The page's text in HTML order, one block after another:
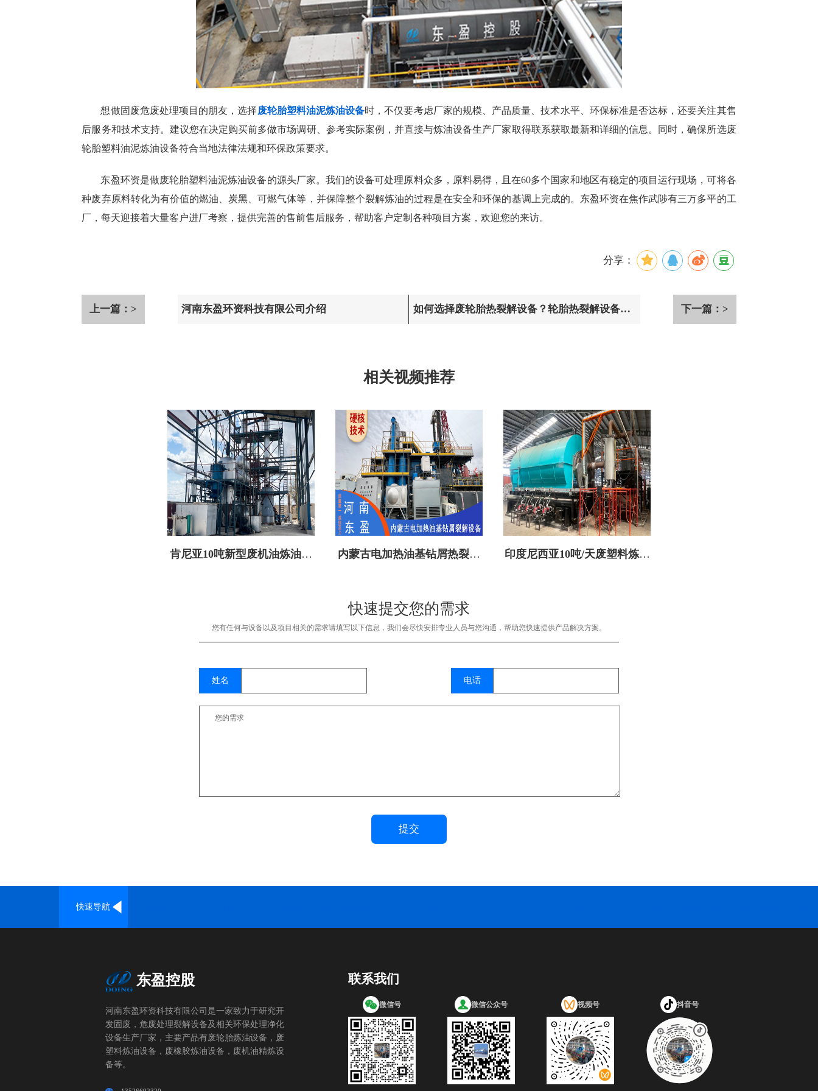
想做固废危废处理项目的朋友，选择 废轮胎塑料油泥炼油设备时，不仅要考虑厂家的规模、产品质量、技术水平、环保标准是否达标，还要关注其售
后服务和技术支持。建议您在决定购买前多做市场调研、参考实际案例，并直接与炼油设备生产厂家取得联系获取最新和详细的信息。同时，确保所选废
轮胎塑料油泥炼油设备符合当地法律法规和环保政策要求。
东盈环资是做废轮胎塑料油泥炼油设备的源头厂家。我们的设备可处理原料众多，原料易得，且在60多个国家和地区有稳定的项目运行现场，可将各
种废弃原料转化为有价值的燃油、炭黑、可燃气体等，并保障整个裂解炼油的过程是在安全和环保的基调上完成的。东盈环资在焦作武陟有三万多平的工
厂，每天迎接着大量客户进厂考察，提供完善的售前售后服务，帮助客户定制各种项目方案，欢迎您的来访。
分享：
上一篇：> 河南东盈环资科技有限公司介绍 如何选择废轮胎热裂解设备？轮胎热裂解设备选 下一篇：>
相关视频推荐
肯尼亚10吨新型废机油炼油设
内蒙古电加热油基钻屑热裂解
印度尼西亚10吨/天废塑料炼油
快速提交您的需求
您有任何与设备以及项目相关的需求请填写以下信息，我们会尽快安排专业人员与您沟通，帮助您快速提供产品解决方案。
姓名 电话
提交
快速导航
东盈控股
河南东盈环资科技有限公司是一家致力于研究开
发固废，危废处理裂解设备及相关环保处理净化
设备生产厂家，主要产品有废轮胎炼油设备，废
塑料炼油设备，废橡胶炼油设备，废机油精炼设
备等。
联系我们
微信号 微信公众号 视频号 抖音号